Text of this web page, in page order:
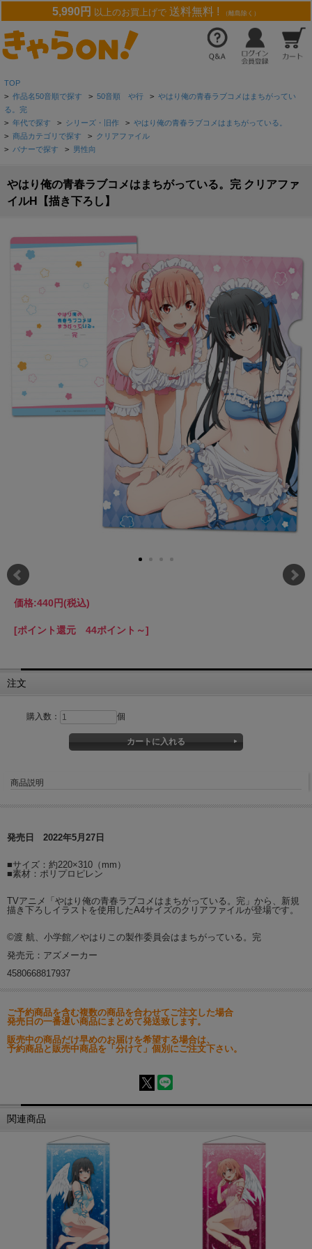
5,990円 以上のお買上げで 送料無料 ! （離島除く）
TOP
> 作品名50音順で探す > 50音順 や行 > やはり俺の青春ラブコメはまちがってい
る。完
> 年代で探す > シリーズ・旧作 > やはり俺の青春ラブコメはまちがっている。
> 商品カテゴリで探す > クリアファイル
> バナーで探す > 男性向
やはり俺の青春ラブコメはまちがっている。完 クリアファ
イルH【描き下ろし】
価格:440円(税込)
[ポイント還元 44ポイント～]
注文
購入数： 個
商品説明
発売日 2022年5月27日
■サイズ：約220×310（mm）
■素材：ポリプロピレン
TVアニメ「やはり俺の青春ラブコメはまちがっている。完」から、新規
描き下ろしイラストを使用したA4サイズのクリアファイルが登場です。
©渡 航、小学館／やはりこの製作委員会はまちがっている。完
発売元：アズメーカー
4580668817937
ご予約商品を含む複数の商品を合わせてご注文した場合
発売日の一番遅い商品にまとめて発送致します。
販売中の商品だけ早めのお届けを希望する場合は、
予約商品と販売中商品を「分けて」個別にご注文下さい。
関連商品